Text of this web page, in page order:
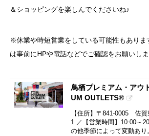
＆ショッピングを楽しんでくださいね♪
※休業や時短営業をしている可能性もありま
は事前にHPや電話などでご確認をお願いしま
鳥栖プレミアム・アウ
UM OUTLETS®
【住所】〒841-0005 佐
1 ／【営業時間】10:00～
の他季節によって変動あ